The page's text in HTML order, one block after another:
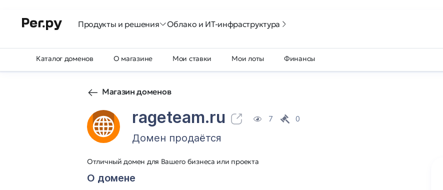
Продукты и решения Облако и ИТ-инфраструктура
Каталог доменов О магазине Мои ставки Мои лоты Финансы
Магазин доменов
rageteam.ru 7 0
Домен продаётся
Отличный домен для Вашего бизнеса или проекта
О домене